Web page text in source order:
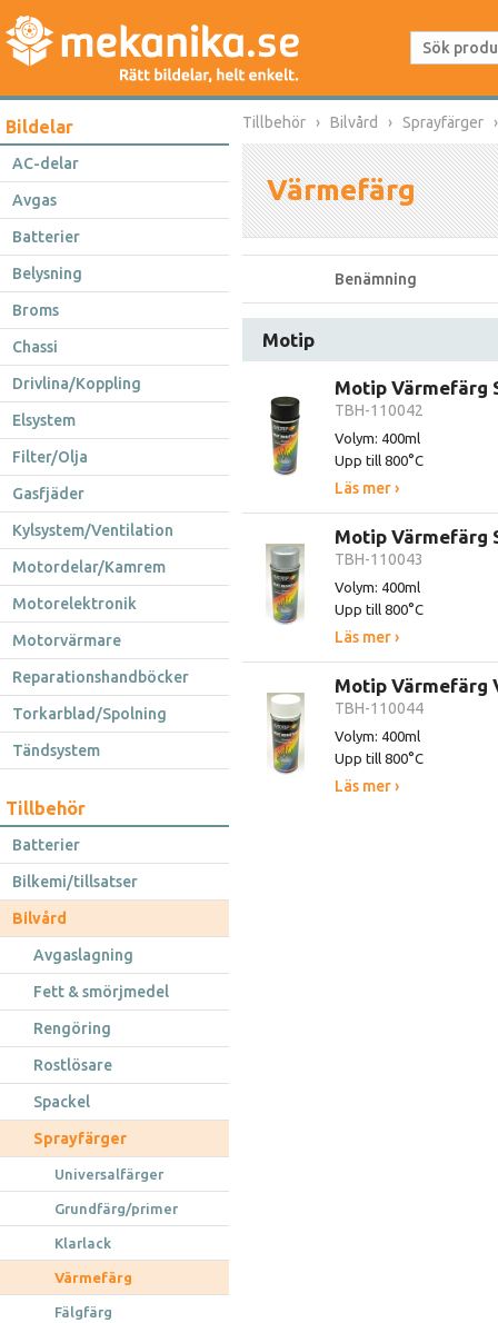
Bildelar
AC-delar
Avgas
Batterier
Belysning
Broms
Chassi
Drivlina/Koppling
Elsystem
Filter/Olja
Gasfjäder
Kylsystem/Ventilation
Motordelar/Kamrem
Motorelektronik
Motorvärmare
Reparationshandböcker
Torkarblad/Spolning
Tändsystem
Tillbehör
Batterier
Bilkemi/tillsatser
Bilvård
Avgaslagning
Fett & smörjmedel
Rengöring
Rostlösare
Spackel
Sprayfärger
Universalfärger
Grundfärg/primer
Klarlack
Värmefärg
Fälgfärg
Tillbehör Bilvård Sprayfärger
Värmefärg
Benämning
Motip
Motip Värmefärg
TBH-110042
Volym: 400ml
Upp till 800°C
Läs mer ›
Motip Värmefärg
TBH-110043
Volym: 400ml
Upp till 800°C
Läs mer ›
Motip Värmefärg
TBH-110044
Volym: 400ml
Upp till 800°C
Läs mer ›